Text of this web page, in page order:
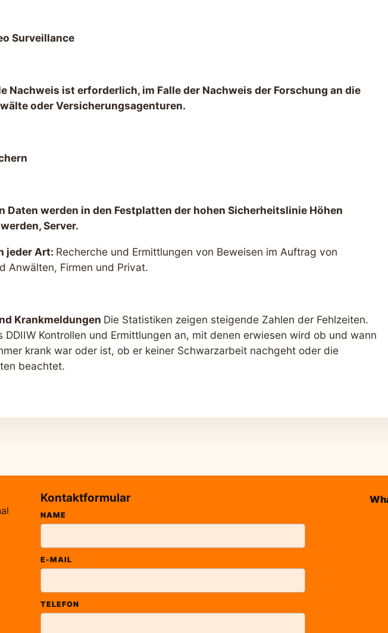
Surveillance
Nachweis ist erforderlich, im Falle der Nachweis der Forschung an die
oder Versicherungsagenturen.
Daten werden in den Festplatten der hohen Sicherheitslinie Höhen
Server.
jeder Art: Recherche und Ermittlungen von Beweisen im Auftrag von
Anwälten, Firmen und Privat.
Krankmeldungen Die Statistiken zeigen steigende Zahlen der Fehlzeiten.
DDIIW Kontrollen und Ermittlungen an, mit denen erwiesen wird ob und wann
krank war oder ist, ob er keiner Schwarzarbeit nachgeht oder die
beachtet.
Kontaktformular
NAME
E-MAIL
TELEFON